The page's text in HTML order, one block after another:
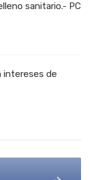
sanitario.- PC
intereses de